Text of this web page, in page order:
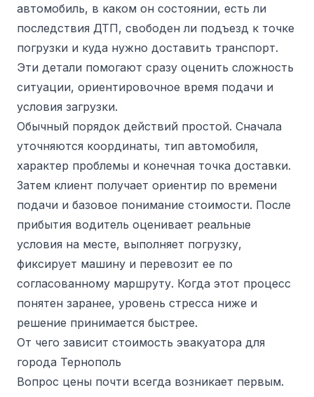
автомобиль, в каком он состоянии, есть ли
последствия ДТП, свободен ли подъезд к точке
погрузки и куда нужно доставить транспорт.
Эти детали помогают сразу оценить сложность
ситуации, ориентировочное время подачи и
условия загрузки.
Обычный порядок действий простой. Сначала
уточняются координаты, тип автомобиля,
характер проблемы и конечная точка доставки.
Затем клиент получает ориентир по времени
подачи и базовое понимание стоимости. После
прибытия водитель оценивает реальные
условия на месте, выполняет погрузку,
фиксирует машину и перевозит ее по
согласованному маршруту. Когда этот процесс
понятен заранее, уровень стресса ниже и
решение принимается быстрее.
От чего зависит стоимость эвакуатора для
города Тернополь
Вопрос цены почти всегда возникает первым.